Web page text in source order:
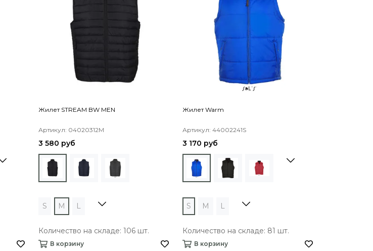
Жилет STREAM BW MEN
Артикул: 04020312M
3 580 руб
S M L
Количество на складе: 106 шт.
В корзину
Жилет Warm
Артикул: 44002241S
3 170 руб
S M L
Количество на складе: 81 шт.
В корзину